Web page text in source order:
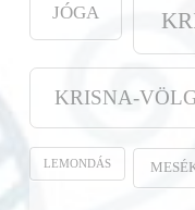
JÓGA
KRISNA-
LEMONDÁS